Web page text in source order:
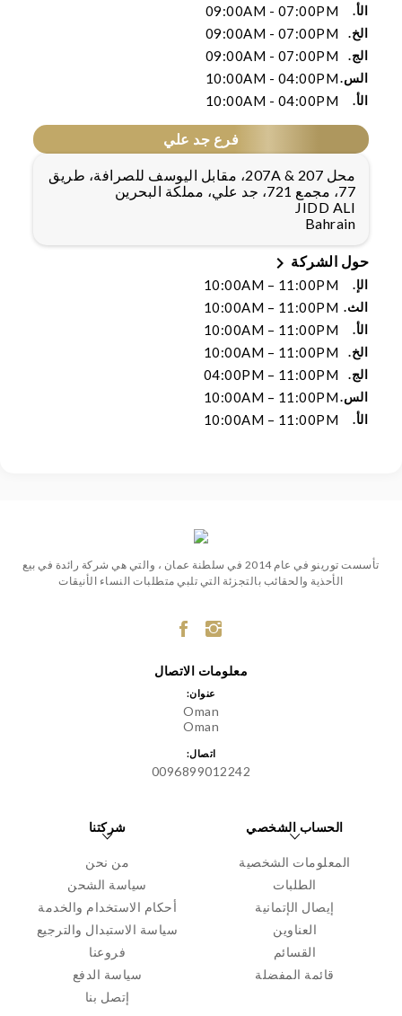
الأ. 09:00AM - 07:00PM
الخ. 09:00AM - 07:00PM
الج. 09:00AM - 07:00PM
الس.10:00AM - 04:00PM
الأ. 10:00AM - 04:00PM
فرع جد علي
محل 207 & 207A، مقابل اليوسف للصرافة، طريق
77، مجمع 721، جد علي، مملكة البحرين
JIDD ALI
Bahrain
حول الشركة 
الإ. 10:00AM – 11:00PM
الث. 10:00AM – 11:00PM
الأ. 10:00AM – 11:00PM
الخ. 10:00AM – 11:00PM
الج. 04:00PM – 11:00PM
الس.10:00AM – 11:00PM
الأ. 10:00AM – 11:00PM
تأسست تورينو في عام 2014 في سلطنة عمان ، والتي هي شركة رائدة في بيع
الأحذية والحقائب بالتجزئة التي تلبي متطلبات النساء الأنيقات
معلومات الاتصال
عنوان:
Oman
Oman
اتصال:
0096899012242
الحساب الشخصي
المعلومات الشخصية
الطلبات
إيصال الإتمانية
العناوين
القسائم
قائمة المفضلة
شركتنا
من نحن
سياسة الشحن
أحكام الاستخدام والخدمة
سياسة الاستبدال والترجيع
فروعنا
سياسة الدفع
إتصل بنا